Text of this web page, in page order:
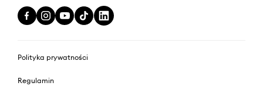
Polityka prywatności
Regulamin